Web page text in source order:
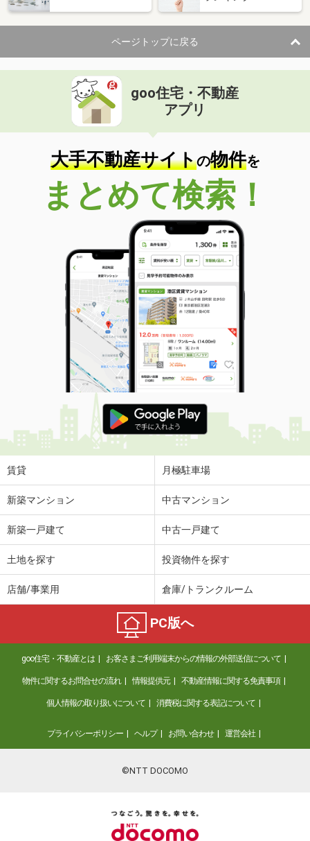
ページトップに戻る
goo住宅・不動産
アプリ
大手不動産サイトの物件を
まとめて検索！
賃貸 月極駐車場
新築マンション 中古マンション
新築一戸建て 中古一戸建て
土地を探す 投資物件を探す
店舗/事業用 倉庫/トランクルーム
PC版へ
goo住宅・不動産とは お客さまご利用端末からの情報の外部送信について
物件に関するお問合せの流れ 情報提供元 不動産情報に関する免責事項
個人情報の取り扱いについて 消費税に関する表記について
プライバシーポリシー ヘルプ お問い合わせ 運営会社
©NTT DOCOMO